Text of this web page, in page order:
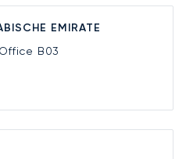
EMIRATE
B03